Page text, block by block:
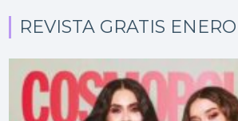
REVISTA GRATIS